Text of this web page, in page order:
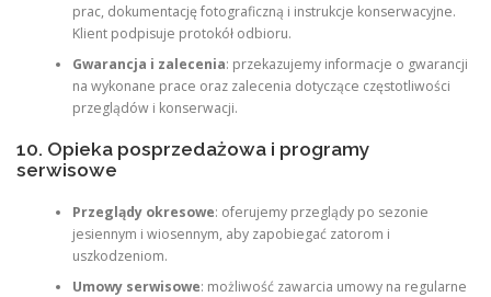
prac, dokumentację fotograficzną i instrukcje konserwacyjne.
Klient podpisuje protokół odbioru.
Gwarancja i zalecenia: przekazujemy informacje o gwarancji
na wykonane prace oraz zalecenia dotyczące częstotliwości
przeglądów i konserwacji.
10. Opieka posprzedażowa i programy
serwisowe
Przeglądy okresowe: oferujemy przeglądy po sezonie
jesiennym i wiosennym, aby zapobiegać zatorom i
uszkodzeniom.
Umowy serwisowe: możliwość zawarcia umowy na regularne